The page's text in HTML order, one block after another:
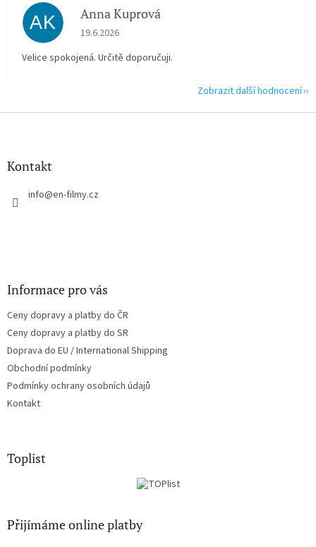
AK Anna Kuprová
Hodnocení obchodu je 5 z 5 hvězdiček.
19.6.2026
Velice spokojená. Určitě doporučuji.
Zobrazit další hodnocení
Z
Kontakt
info@en-filmy.cz
Informace pro vás
Ceny dopravy a platby do ČR
Ceny dopravy a platby do SR
Doprava do EU / International Shipping
Obchodní podmínky
Podmínky ochrany osobních údajů
Kontakt
Toplist
Přijímáme online platby